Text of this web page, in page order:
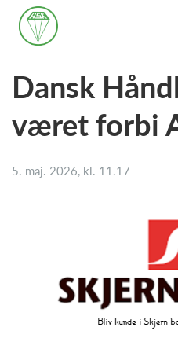
Dansk
været forbi
5. maj. 2026, kl. 11.17